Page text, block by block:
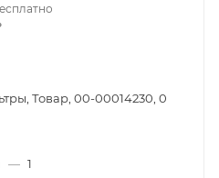
Товар, 00-00014230, 0
— 1